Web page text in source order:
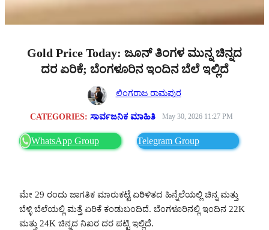
Gold Price Today: ಜೂನ್ ತಿಂಗಳ ಮುನ್ನ ಚಿನ್ನದ
ದರ ಏರಿಕೆ; ಬೆಂಗಳೂರಿನ ಇಂದಿನ ಬೆಲೆ ಇಲ್ಲಿದೆ
ಲಿಂಗರಾಜ ರಾಮಪುರ
CATEGORIES: ಸಾರ್ವಜನಿಕ ಮಾಹಿತಿ May 30, 2026 11:27 PM
WhatsApp Group Telegram Group
ಮೇ 29 ರಂದು ಜಾಗತಿಕ ಮಾರುಕಟ್ಟೆ ಏರಿಳಿತದ ಹಿನ್ನೆಲೆಯಲ್ಲಿ ಚಿನ್ನ ಮತ್ತು
ಬೆಳ್ಳಿ ಬೆಲೆಯಲ್ಲಿ ಮತ್ತೆ ಏರಿಕೆ ಕಂಡುಬಂದಿದೆ. ಬೆಂಗಳೂರಿನಲ್ಲಿ ಇಂದಿನ 22K
ಮತ್ತು 24K ಚಿನ್ನದ ನಿಖರ ದರ ಪಟ್ಟಿ ಇಲ್ಲಿದೆ.